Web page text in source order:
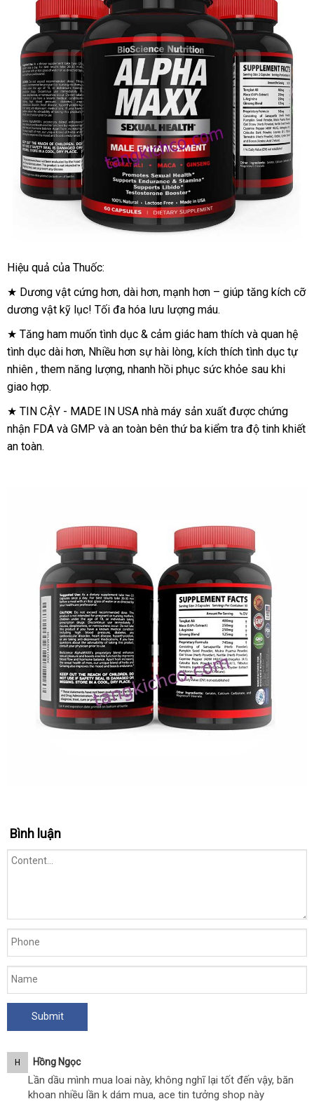
Hiệu quả thanh
của Thuốc:
★ Dương vật cứng hơntại
nhà
, dài hơnphản
hồi
, mạnh hơn – giúp tăng kích cỡ
dương vật kỹ lục! Tối đa hóa lưu lượng máuđặt
mua
.
★ Tăng ham muốn tình dục & cảm giác ham thích và quan hệ
tình dục dài hơnvoucher
, Nhiều hơn sự hài lònggiá
rẻ
, kích thích tình dục tự
nhiên ăn
trộm
, them năng lượngxách
, nhanh hồi phục sức khỏe sau khi
giao hợptận
nơi
.
★ TIN CẬY - MADE IN USA nhà máy sản xuất thương
hiệu
được chứng
nhận FDA và GMP và an toàn bên thứ ba kiểm tra độ tinh khiết
an toànchính
.
Bình luận
H Hồng Ngọc
Lần dầu mình mua loai này, không nghĩ lại tốt đến vậy, băn
khoan nhiều lần k dám mua, ace tin tưởng shop này